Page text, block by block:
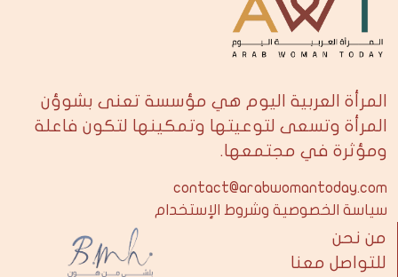
المرأة العربية اليوم هي مؤسسة تعنى بشوؤن
المرأة وتسعى لتوعيتها وتمكينها لتكون فاعلة
ومؤثرة في مجتمعها.
contact@arabwomantoday.com
سياسة الخصوصية وشروط الإستخدام
من نحن
للتواصل معنا